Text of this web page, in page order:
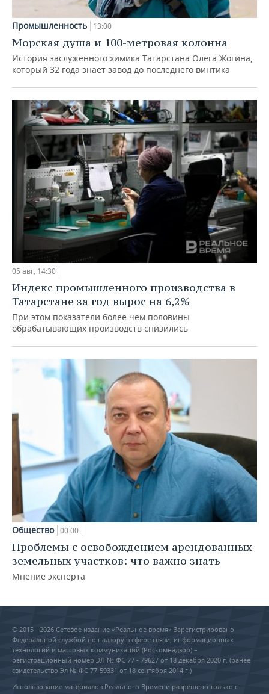
Промышленность 13:00
Морская душа и 100-метровая колонна
История заслуженного химика Татарстана Олега Жогина,
который 32 года знает завод до последнего винтика
05 авг, 14:30
Индекс промышленного производства в
Татарстане за год вырос на 6,2%
При этом показатели более чем половины
обрабатывающих производств снизились
Общество 00:00
Проблемы с освобождением арендованных
земельных участков: что важно знать
Мнение эксперта
© 2015 - 2026 Сетевое издание «Реальное время» Зарегистрировано
Федеральной службой по надзору в сфере связи, информационных
технологий и массовых коммуникаций (Роскомнадзор) –
регистрационный номер ЭЛ № ФС 77 - 79627 от 18 декабря 2020 г. (ранее
свидетельство Эл № ФС 77-59331 от 18 сентября 2014 г.)
Использование материалов Реального Времени разрешено только с